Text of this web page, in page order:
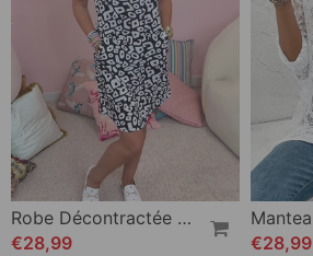
Robe Décontractée À Col En V Et Poche Imprimée
€28,99
€28,99